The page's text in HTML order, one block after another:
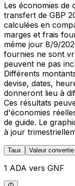
Les économies de
transfert de GBP
calculées en
marges et frais
même jour 8/9/
fournies ne sont
peuvent ne pas
Différents
devise, dates,
donneront lieu à
Ces résultats
d'économies
de guide. Le
à jour
Taux Valeur convertie
1 ADA vers GNF